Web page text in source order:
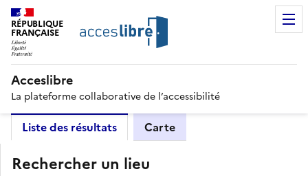
RÉPUBLIQUE
FRANÇAISE
Acceslibre
La plateforme collaborative de l’accessibilité
Liste des résultats Carte
Rechercher un lieu